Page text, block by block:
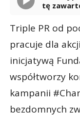
tę
Triple PR od
pracuje dla
inicjatywą
współtworzy
kampanii
bezdomnych